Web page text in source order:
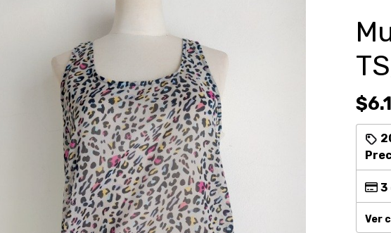
3
Ver